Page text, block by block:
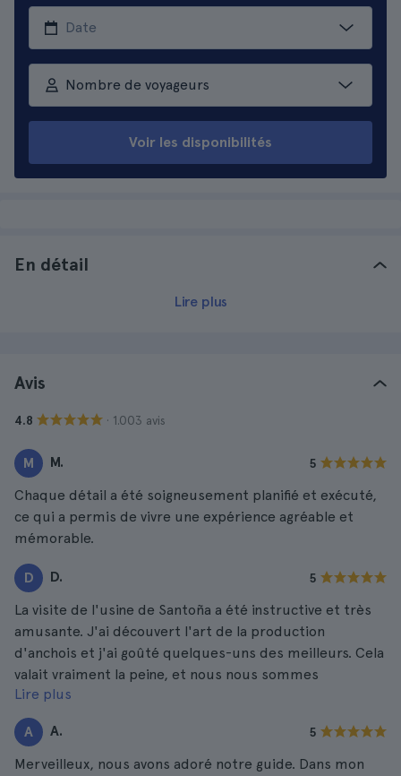
Nombre de voyageurs
Voir les disponibilités
En détail
Lire plus
Avis
4.8 · 1.003 avis
M M. 5
Chaque détail a été soigneusement planifié et exécuté,
ce qui a permis de vivre une expérience agréable et
mémorable.
D D. 5
La visite de l'usine de Santoña a été instructive et très
amusante. J'ai découvert l'art de la production
d'anchois et j'ai goûté quelques-uns des meilleurs. Cela
valait vraiment la peine, et nous nous sommes
promenés dans les environs ! Le guide était à 100
Lire plus
A A. 5
Merveilleux, nous avons adoré notre guide. Dans mon